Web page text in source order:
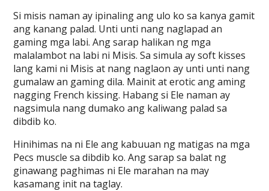
Si misis naman ay ipinaling ang ulo ko sa kanya gamit
ang kanang palad. Unti unti nang naglapad an
gaming mga labi. Ang sarap halikan ng mga
malalambot na labi ni Misis. Sa simula ay soft kisses
lang kami ni Misis at nang naglaon ay unti unti nang
gumalaw an gaming dila. Mainit at erotic ang aming
nagging French kissing. Habang si Ele naman ay
nagsimula nang dumako ang kaliwang palad sa
dibdib ko.
Hinihimas na ni Ele ang kabuuan ng matigas na mga
Pecs muscle sa dibdib ko. Ang sarap sa balat ng
ginawang paghimas ni Ele marahan na may
kasamang init na taglay.